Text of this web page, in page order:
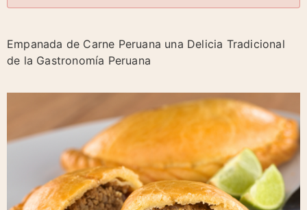
Empanada de Carne Peruana una Delicia Tradicional
de la Gastronomía Peruana